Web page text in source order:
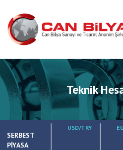
Teknik
SERBEST
PİYASA
USD/TRY